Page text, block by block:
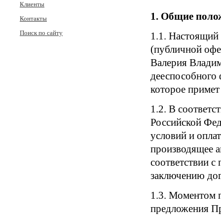
Клиенты
Контакты
Поиск по сайту
1. Общие
1.1.
(публичной
Валерия
дееспособного
которое
1.2. В
Российской
условий и
производящее
соответствии
заключению
1.3. Моментом
предложения